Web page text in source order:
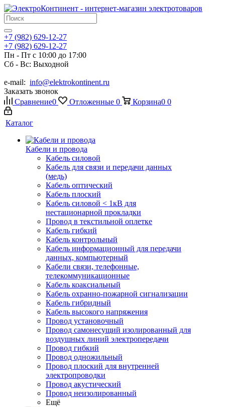
+7 (982) 629-12-27
+7 (982) 629-12-27
Пн - Пт с 10:00 до 17:00
Сб - Вс: Выходной
e-mail: info@elektrokontinent.ru
Заказать звонок
Сравнение0 Отложенные 0 Корзина0 0
Каталог
Кабели и провода
Кабель силовой
Кабель для связи и передачи данных
(медь)
Кабель оптический
Кабель плоский
Кабель силовой < 1кВ для
нестационарной прокладки
Провод в текстильной оплетке
Кабель гибкий
Кабель контрольный
Кабель информационный для передачи
данных, компьютерный
Кабели связи, телефонные,
телекоммуникационные
Кабель коаксиальный
Кабель охранно-пожарной сигнализации
Кабель гибридный
Кабель высокого напряжения
Провод установочный
Провод самонесущий изолированный для
воздушных линий электропередачи
Провод гибкий
Провод одножильный
Провод плоский для внутренней
электропроводки
Провод акустический
Провод неизолированный
Ещё